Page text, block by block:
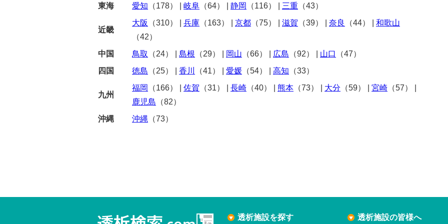
東海
愛知 （178） 岐阜 （64） 静岡 （116） 三重 （43）
近畿
大阪 （310） 兵庫 （163） 京都 （75） 滋賀 （39） 奈良 （44）
和歌山
（42）
中国
鳥取 （24） 島根 （29） 岡山 （66） 広島 （92） 山口
（47）
四国
徳島 （25） 香川 （41） 愛媛 （54） 高知 （33）
九州
福岡 （166） 佐賀 （31） 長崎 （40） 熊本 （73） 大分 （59） 宮崎 （57）
鹿児島 （82）
沖縄
沖縄 （73）
透析施設を探す 透析施設の皆様へ